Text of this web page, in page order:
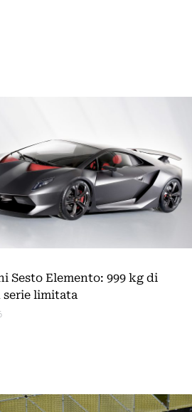
Sesto Elemento: 999 kg di
serie limitata